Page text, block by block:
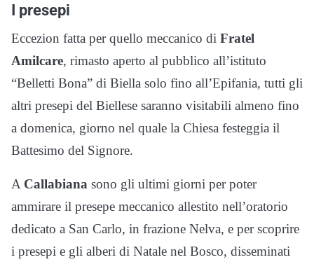
I presepi
Eccezion fatta per quello meccanico di Fratel
Amilcare, rimasto aperto al pubblico all’istituto
“Belletti Bona” di Biella solo fino all’Epifania, tutti gli
altri presepi del Biellese saranno visitabili almeno fino
a domenica, giorno nel quale la Chiesa festeggia il
Battesimo del Signore.
A Callabiana sono gli ultimi giorni per poter
ammirare il presepe meccanico allestito nell’oratorio
dedicato a San Carlo, in frazione Nelva, e per scoprire
i presepi e gli alberi di Natale nel Bosco, disseminati